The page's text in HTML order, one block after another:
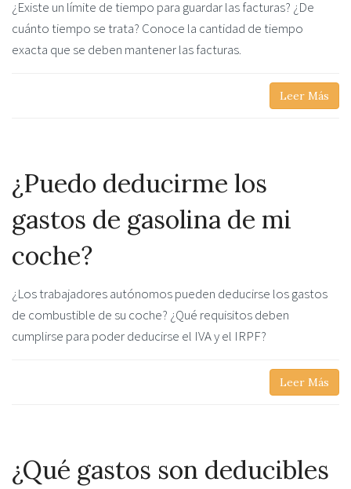
¿Existe un límite de tiempo para guardar las facturas? ¿De
cuánto tiempo se trata? Conoce la cantidad de tiempo
exacta que se deben mantener las facturas.
Leer Más
¿Puedo deducirme los
gastos de gasolina de mi
coche?
¿Los trabajadores autónomos pueden deducirse los gastos
de combustible de su coche? ¿Qué requisitos deben
cumplirse para poder deducirse el IVA y el IRPF?
Leer Más
¿Qué gastos son deducibles